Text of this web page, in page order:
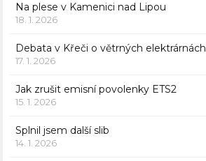
Na plese v Kamenici nad Lipou
18. 1. 2026
Debata v Křeči o větrných elektrárnách
17. 1. 2026
Jak zrušit emisní povolenky ETS2
15. 1. 2026
Splnil jsem další slib
14. 1. 2026